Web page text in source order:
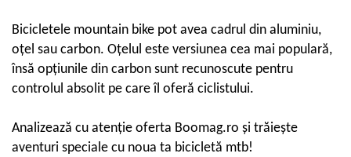
Furca
Sisteme de pliere
Suspensii
Ghidoane
Roti
Bicicletele mountain bike pot avea cadrul din aluminiu,
oțel sau carbon. Oțelul este versiunea cea mai populară,
însă opțiunile din carbon sunt recunoscute pentru
controlul absolit pe care îl oferă ciclistului.
Analizează cu atenție oferta Boomag.ro și trăiește
aventuri speciale cu noua ta bicicletă mtb!